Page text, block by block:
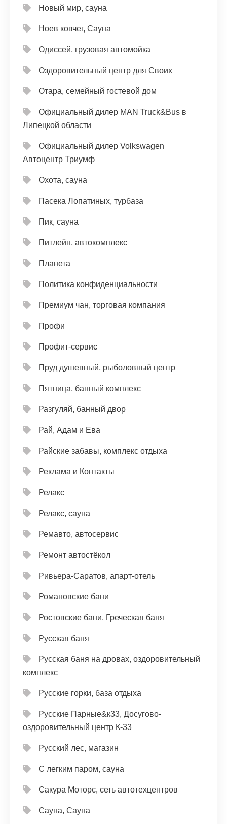
Новый мир, сауна
Ноев ковчег, Сауна
Одиссей, грузовая автомойка
Оздоровительный центр для Своих
Отара, семейный гостевой дом
Официальный дилер MAN Truck&Bus в
Липецкой области
Официальный дилер Volkswagen
Автоцентр Триумф
Охота, сауна
Пасека Лопатиных, турбаза
Пик, сауна
Питлейн, автокомплекс
Планета
Политика конфиденциальности
Премиум чан, торговая компания
Профи
Профит-сервис
Пруд душевный, рыболовный центр
Пятница, банный комплекс
Разгуляй, банный двор
Рай, Адам и Ева
Райские забавы, комплекс отдыха
Реклама и Контакты
Релакс
Релакс, сауна
Ремавто, автосервис
Ремонт автостёкол
Ривьера-Саратов, апарт-отель
Романовские бани
Ростовские бани, Греческая баня
Русская баня
Русская баня на дровах, оздоровительный
комплекс
Русские горки, база отдыха
Русские Парные&к33, Досугово-
оздоровительный центр К-33
Русский лес, магазин
С легким паром, сауна
Сакура Моторс, сеть автотехцентров
Сауна, Сауна